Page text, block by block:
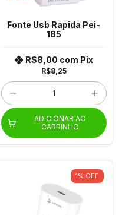
Fonte Usb Rapida Pei-
185
R$8,25
R$8,00 com Pix
ADICIONAR AO
CARRINHO
1% OFF